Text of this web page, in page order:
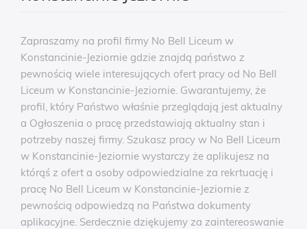
Zapraszamy na profil firmy No Bell Liceum w
Konstancinie-Jeziornie gdzie znajdą państwo z
pewnością wiele interesujących ofert pracy od No Bell
Liceum w Konstancinie-Jeziornie. Gwarantujemy, że
profil, który Państwo właśnie przeglądają jest aktualny
a Ogłoszenia o pracę przedstawiają aktualny stan i
potrzeby naszej firmy. Szukasz pracy w No Bell Liceum
w Konstancinie-Jeziornie wystarczy że aplikujesz na
którąś z ofert a osoby odpowiedzialne za rekrtuację i
pracę No Bell Liceum w Konstancinie-Jeziornie z
pewnością odpowiedzą na Państwa dokumenty
aplikacyjne. Serdecznie dziękujemy za zaintereoswanie